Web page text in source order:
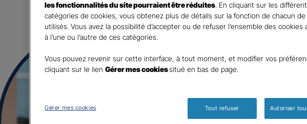
Parole
d’expert
!
les fonctionnalités du site pourraient être réduites. En cliquant sur les
catégories de cookies, vous obtenez plus de détails sur la fonction de chacun
utilisés. Vous avez la possibilité d’accepter ou de refuser l’ensemble des cookies
à l’une ou l’autre de ces catégories.
Vous pouvez revenir sur cette interface, à tout moment, et modifier vos
cliquant sur le lien Gérer mes cookiessitué en bas de page.
Gérer mes cookies Tout refuser Autoriser